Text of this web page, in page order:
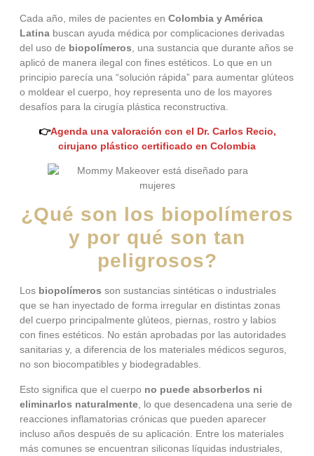
Cada año, miles de pacientes en Colombia y América
Latina buscan ayuda médica por complicaciones derivadas
del uso de biopolímeros , una sustancia que durante años se
aplicó de manera ilegal con fines estéticos. Lo que en un
principio parecía una “solución rápida” para aumentar glúteos
o moldear el cuerpo, hoy representa uno de los mayores
desafíos para la cirugía plástica reconstructiva.
👉Agenda una valoración con el Dr. Carlos Recio,
cirujano plástico certificado en Colombia
¿Qué son los biopolímeros
y por qué son tan
peligrosos?
Los biopolímeros son sustancias sintéticas o industriales
que se han inyectado de forma irregular en distintas zonas
del cuerpo principalmente glúteos, piernas, rostro y labios
con fines estéticos. No están aprobadas por las autoridades
sanitarias y, a diferencia de los materiales médicos seguros,
no son biocompatibles y biodegradables.
Esto significa que el cuerpo no puede absorberlos ni
eliminarlos naturalmente , lo que desencadena una serie de
reacciones inflamatorias crónicas que pueden aparecer
incluso años después de su aplicación. Entre los materiales
más comunes se encuentran siliconas líquidas industriales,